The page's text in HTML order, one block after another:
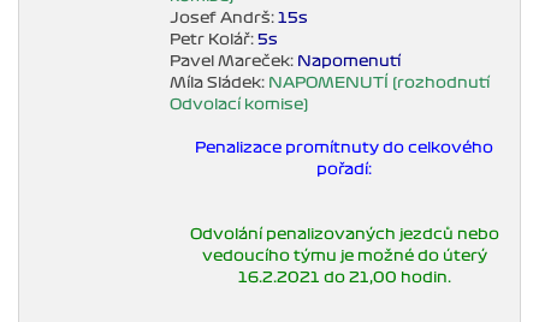
Josef Andrš: 15s
Petr Kolář: 5s
Pavel Mareček: Napomenutí
Míla Sládek: NAPOMENUTÍ (rozhodnutí
Odvolací komise)
Penalizace promítnuty do celkového
pořadí:
Odvolání penalizovaných jezdců nebo
vedoucího týmu je možné do úterý
16.2.2021 do 21,00 hodin.